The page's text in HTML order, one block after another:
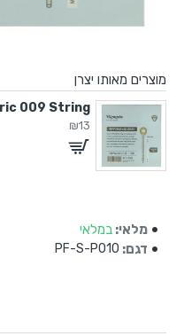
מוצרים מאותו יצרן
₪13
מלאי: במלאי
דגם: PF-S-P010